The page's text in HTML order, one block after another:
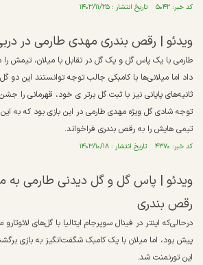
کد خبر: ۵۰۴۲ تاریخ انتشار : ۱۴۰۳/۱۱/۲۵
ویدئو | رقص بندری مهدی طارمی در
طارمی با یک پاس گل و یک گل در تقابل با میلان، تیمش را
داد اما میلانی‌ها با کامبکی جالب توجه توانستند این دو گل
ثانیه‌های پایانی نیز با ثبت گل برتر ی خود، قهرمانی را
توجه شادی گل ویژه مهدی طارمی در این بازی بود که به
تیمی هایش را به رقص بندری فراخواند.
کد خبر: ۴۳۷۰ تاریخ انتشار : ۱۴۰۳/۱۰/۱۸
ویدئو | پاس گل و گل دیدنی طارمی به
رقص بندری
این تورنمنت شد.